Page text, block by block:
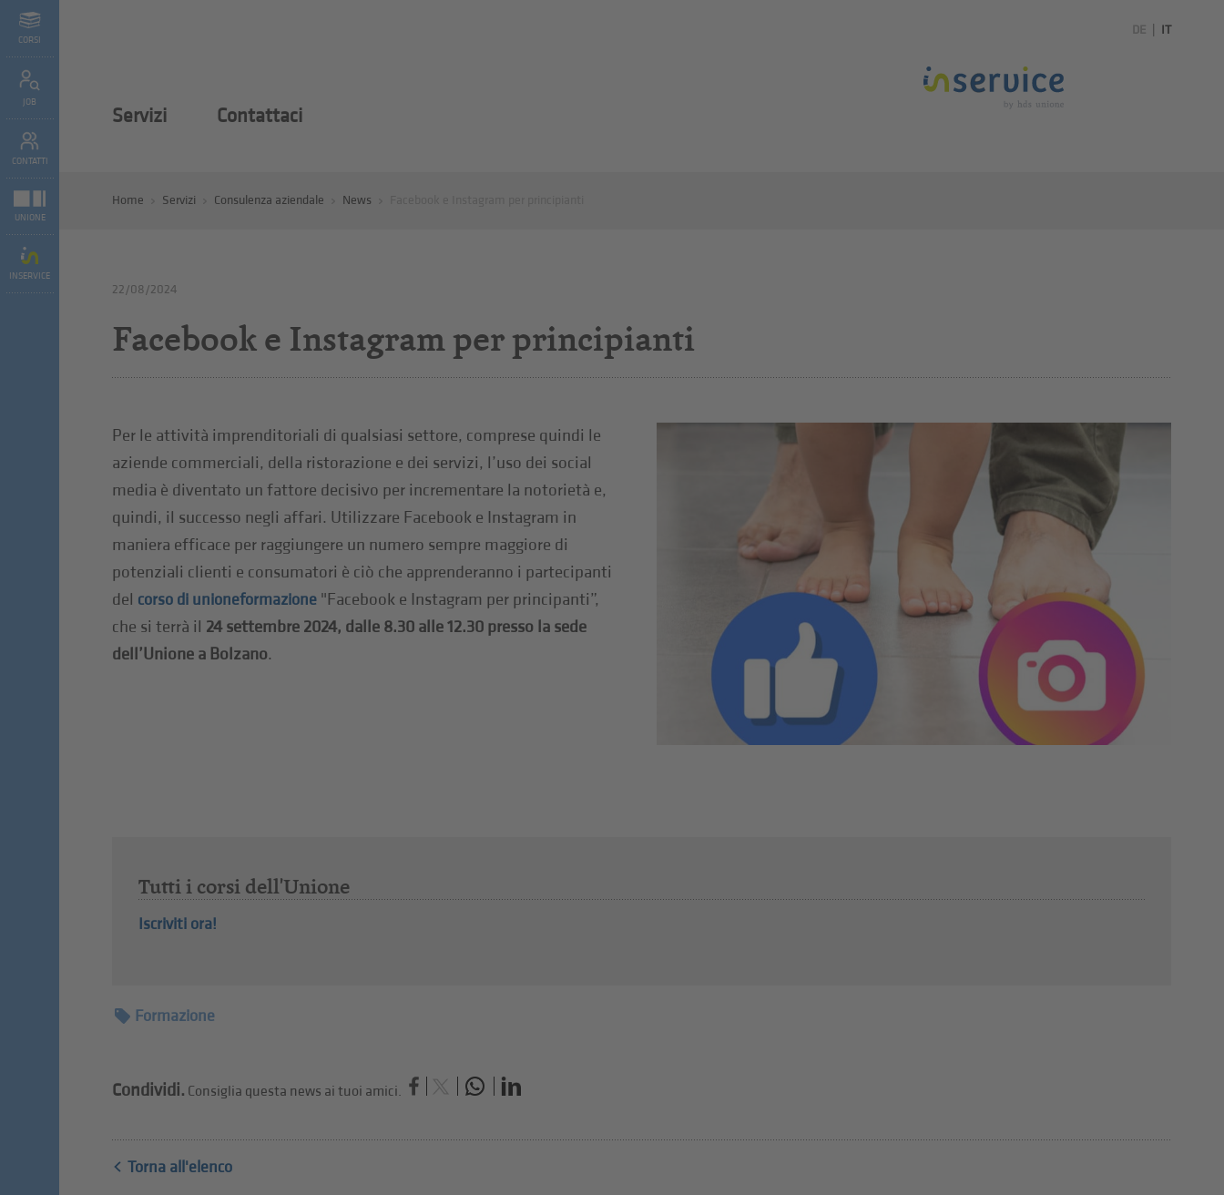
CORSI
JOB
CONTATTI
UNIONE
INSERVICE
DE IT
Servizi Contattaci
Home Servizi Consulenza aziendale News
22/08/2024
Facebook e Instagram per principianti
Per le attività imprenditoriali di qualsiasi settore, comprese quindi le
aziende commerciali, della ristorazione e dei servizi, l’uso dei social
media è diventato un fattore decisivo per incrementare la notorietà e,
quindi, il successo negli affari. Utilizzare Facebook e Instagram in
maniera efficace per raggiungere un numero sempre maggiore di
potenziali clienti e consumatori è ciò che apprenderanno i partecipanti
del corso di unioneformazione"Facebook e Instagram per principanti”,
che si terrà il 24 settembre 2024, dalle 8.30 alle 12.30 presso la sede
dell’Unione a Bolzano.
Tutti i corsi dell'Unione
Iscriviti ora!
Formazione
Condividi. Consiglia questa news ai tuoi amici.
Torna all'elenco